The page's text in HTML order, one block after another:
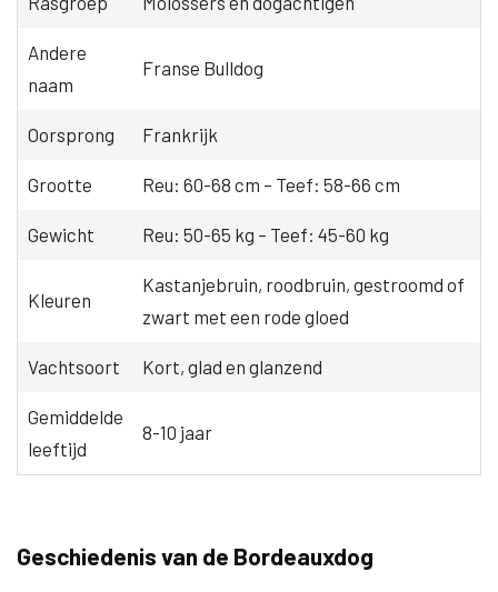
Andere
naam
Franse Bulldog
Oorsprong Frankrijk
Grootte Reu: 60-68 cm – Teef: 58-66 cm
Gewicht Reu: 50-65 kg – Teef: 45-60 kg
Kleuren
Kastanjebruin, roodbruin, gestroomd of
zwart met een rode gloed
Vachtsoort Kort, glad en glanzend
Gemiddelde
leeftijd
8-10 jaar
Geschiedenis van de Bordeauxdog